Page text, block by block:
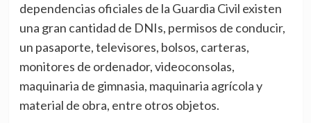
dependencias oficiales de la Guardia Civil existen
una gran cantidad de DNIs, permisos de conducir,
un pasaporte, televisores, bolsos, carteras,
monitores de ordenador, videoconsolas,
maquinaria de gimnasia, maquinaria agrícola y
material de obra, entre otros objetos.